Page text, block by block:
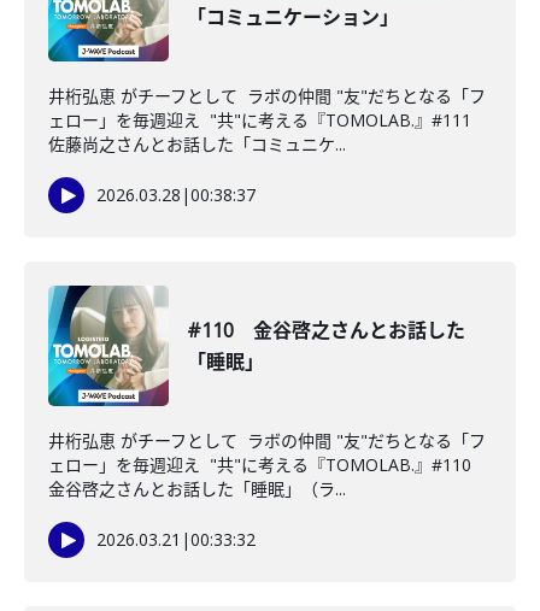
「コミュニケーション」
井桁弘恵 がチーフとして ラボの仲間 "友"だちとなる「フ
ェロー」を毎週迎え "共"に考える『TOMOLAB.』#111
佐藤尚之さんとお話した「コミュニケ...
2026.03.28 |00:38:37
#110 金谷啓之さんとお話した
「睡眠」
井桁弘恵 がチーフとして ラボの仲間 "友"だちとなる「フ
ェロー」を毎週迎え "共"に考える『TOMOLAB.』#110
金谷啓之さんとお話した「睡眠」（ラ...
2026.03.21 |00:33:32